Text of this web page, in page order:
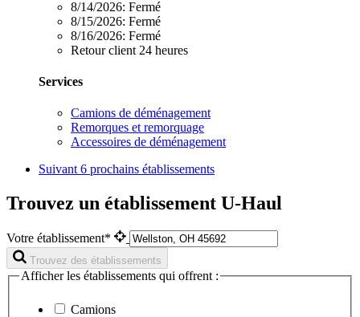
8/14/2026: Fermé
8/15/2026: Fermé
8/16/2026: Fermé
Retour client 24 heures
Services
Camions de déménagement
Remorques et remorquage
Accessoires de déménagement
Suivant 6 prochains établissements
Trouvez un établissement U-Haul
Votre établissement*
Trouvez des établissements
Afficher les établissements qui offrent :
Camions